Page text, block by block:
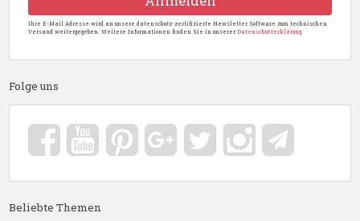
Ihre E-Mail Adresse wird an unsere datenschutz-zertifizierte Newsletter Software zum technischen
Versand weitergegeben. Weitere Informationen finden Sie in unserer Datenschutzerklärung.
Folge uns
Beliebte Themen